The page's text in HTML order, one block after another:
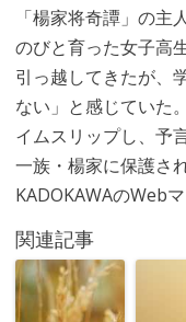
「楊家将奇譚」の
のびと育った女子高
引っ越してきたが、
ない」と感じていた
イムスリップし、予
一族・楊家に保護さ
KADOKAWAのWeb
関連記事